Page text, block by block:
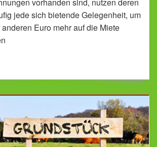
jede sich bietende Gelegenheit, um
Euro mehr auf die Miete